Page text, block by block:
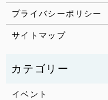
プライバシーポリシー
サイトマップ
イベント